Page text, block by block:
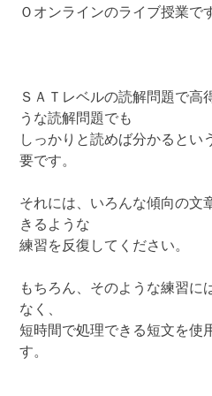
Ｏオンラインのライブ授業で
ＳＡＴレベルの読解問題で高
うな読解問題でも
しっかりと読めば分かるとい
要です。
それには、いろんな傾向の文
きるような
練習を反復してください。
もちろん、そのような練習に
なく、
短時間で処理できる短文を使
す。